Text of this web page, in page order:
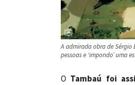
A admirada obra de
pessoas e ‘impondo’ uma
O Tambaú foi